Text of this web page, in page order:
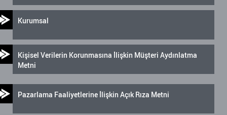
Kurumsal
Kişisel Verilerin Korunmasına İlişkin Müşteri Aydınlatma
Metni
Pazarlama Faaliyetlerine İlişkin Açık Rıza Metni